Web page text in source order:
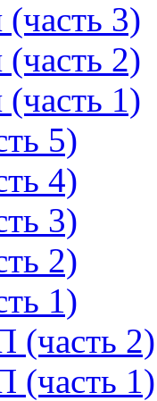
3)
2)
1)
5)
4)
3)
2)
1)
(часть 2)
(часть 1)